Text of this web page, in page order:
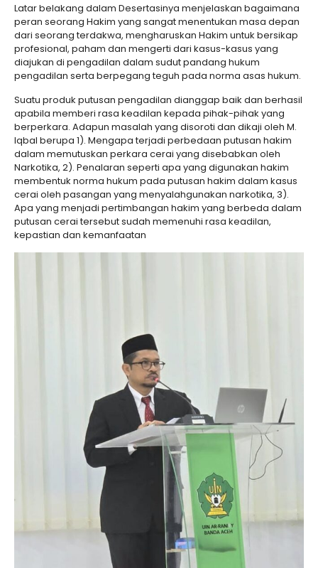
Latar belakang dalam Desertasinya menjelaskan bagaimana
peran seorang Hakim yang sangat menentukan masa depan
dari seorang terdakwa, mengharuskan Hakim untuk bersikap
profesional, paham dan mengerti dari kasus-kasus yang
diajukan di pengadilan dalam sudut pandang hukum
pengadilan serta berpegang teguh pada norma asas hukum.
Suatu produk putusan pengadilan dianggap baik dan berhasil
apabila memberi rasa keadilan kepada pihak-pihak yang
berperkara. Adapun masalah yang disoroti dan dikaji oleh M.
Iqbal berupa 1). Mengapa terjadi perbedaan putusan hakim
dalam memutuskan perkara cerai yang disebabkan oleh
Narkotika, 2). Penalaran seperti apa yang digunakan hakim
membentuk norma hukum pada putusan hakim dalam kasus
cerai oleh pasangan yang menyalahgunakan narkotika, 3).
Apa yang menjadi pertimbangan hakim yang berbeda dalam
putusan cerai tersebut sudah memenuhi rasa keadilan,
kepastian dan kemanfaatan